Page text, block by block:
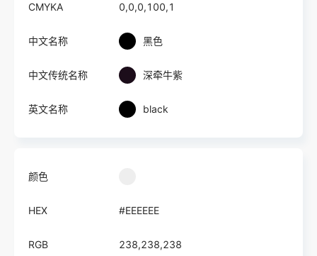
CMYKA 0,0,0,100,1
中文名称 黑色
中文传统名称 深牵牛紫
英文名称 black
颜色
HEX #EEEEEE
RGB 238,238,238